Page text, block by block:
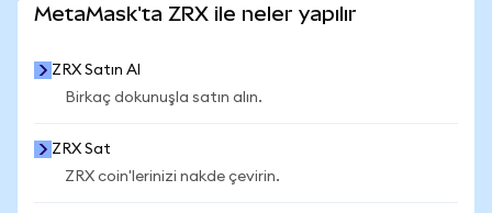
MetaMask'ta ZRX ile neler yapılır
ZRX Satın Al
Birkaç dokunuşla satın alın.
ZRX Sat
ZRX coin'lerinizi nakde çevirin.